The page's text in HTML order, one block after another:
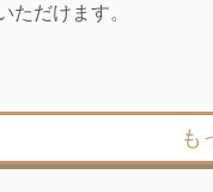
ただけます。
も